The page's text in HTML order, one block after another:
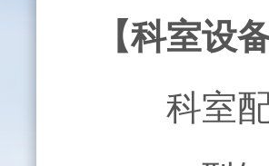
【科室设备
科室配